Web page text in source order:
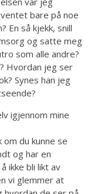
bare på noe
En så kjekk, snill
og satte meg
som alle andre?
Hvordan jeg ser
Synes han jeg
igjennom mine
du kunne se
og har en
ikke bli likt av
vi glemmer at